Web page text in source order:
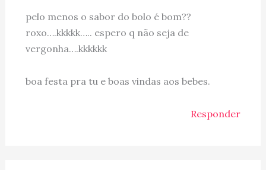
pelo menos o sabor do bolo é bom??
roxo….kkkkk….. espero q não seja de
vergonha….kkkkkk
boa festa pra tu e boas vindas aos bebes.
Responder